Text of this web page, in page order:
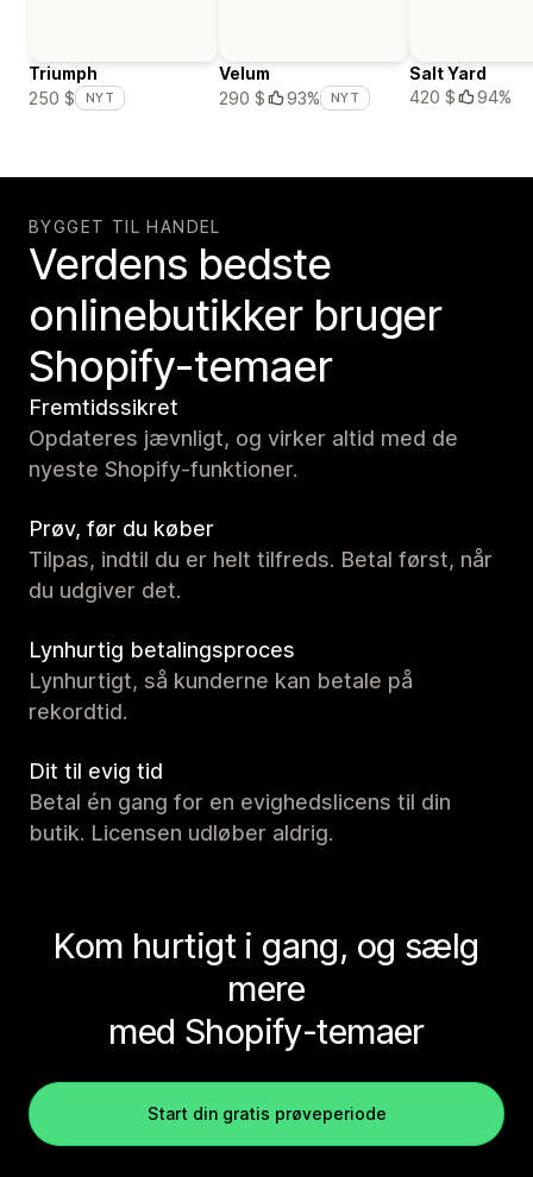
Triumph
250 $
NYT
Velum
290 $
93% NYT
Salt Yard
420 $
94%
BYGGET TIL HANDEL
Verdens bedste
onlinebutikker bruger
Shopify-temaer
Fremtidssikret
Opdateres jævnligt, og virker altid med de
nyeste Shopify-funktioner.
Prøv, før du køber
Tilpas, indtil du er helt tilfreds. Betal først, når
du udgiver det.
Lynhurtig betalingsproces
Lynhurtigt, så kunderne kan betale på
rekordtid.
Dit til evig tid
Betal én gang for en evighedslicens til din
butik. Licensen udløber aldrig.
Kom hurtigt i gang, og sælg
mere
med Shopify-temaer
Start din gratis prøveperiode